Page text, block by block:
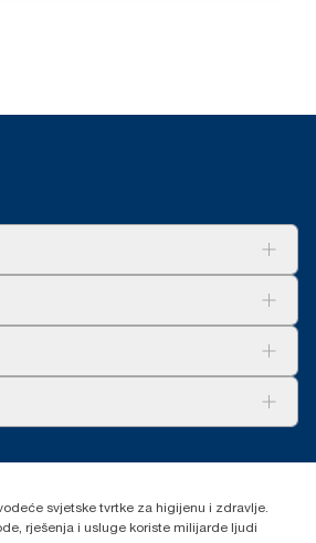
svjetske tvrtke za higijenu i zdravlje.
rješenja i usluge koriste milijarde ljudi